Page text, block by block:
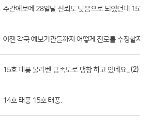
주간예보에 28일날 신뢰도 낮음으로 되있던데 15호
이젠 각국 예보기관들까지 어떻게 진로를 수정할지
15호 태풍 볼라벤 급속도로 팽창 하고 있네요... (2)
14호 태풍 15호 태풍.